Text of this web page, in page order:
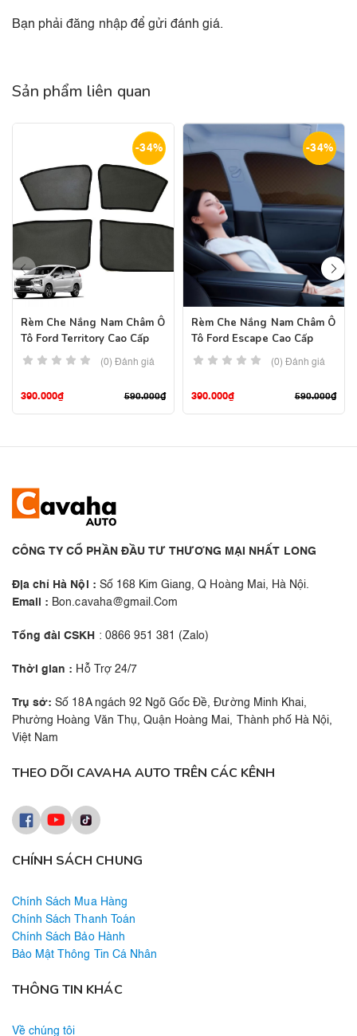
Bạn phảiđăng nhậpđể gửi đánh giá.
Sản phẩm liên quan
-34%
Rèm Che Nắng Nam Châm Ô
Tô Ford Territory Cao Cấp
(0) Đánh giá
590.000₫
390.000₫
-34%
Rèm Che Nắng Nam Châm Ô
Tô Ford Escape Cao Cấp
(0) Đánh giá
590.000₫
390.000₫
CÔNG TY CỔ PHẦN ĐẦU TƯ THƯƠNG MẠI NHẤT LONG
Địa chỉ Hà Nội : Số 168 Kim Giang, Q Hoàng Mai, Hà Nội.
Email : Bon.cavaha@gmail.Com
Tổng đài CSKH : 0866 951 381 (Zalo)
Thời gian : Hỗ Trợ 24/7
Trụ sở: Số 18A ngách 92 Ngõ Gốc Đề, Đường Minh Khai,
Phường Hoàng Văn Thụ, Quận Hoàng Mai, Thành phố Hà Nội,
Việt Nam
CHÍNH SÁCH CHUNG
Chính Sách Mua Hàng
Chính Sách Thanh Toán
Chính Sách Bảo Hành
Bảo Mật Thông Tin Cá Nhân
THÔNG TIN KHÁC
Về chúng tôi
THEO DÕI CAVAHA AUTO TRÊN CÁC KÊNH